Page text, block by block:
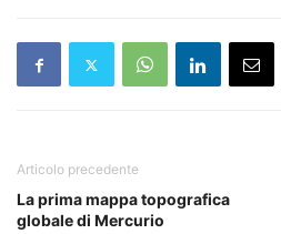
Articolo precedente
La prima mappa topografica
globale di Mercurio